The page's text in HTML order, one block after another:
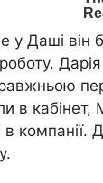
Даші він
в кабінет,
компанії.